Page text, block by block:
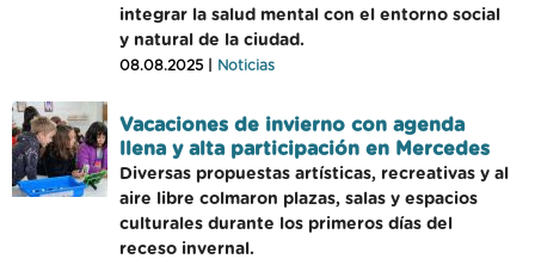
integrar la salud mental con el entorno social
y natural de la ciudad.
08.08.2025 | Noticias
Vacaciones de invierno con agenda
llena y alta participación en Mercedes
Diversas propuestas artísticas, recreativas y al
aire libre colmaron plazas, salas y espacios
culturales durante los primeros días del
receso invernal.